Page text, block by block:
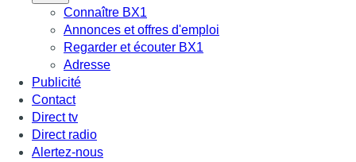
Connaître BX1
Annonces et offres d'emploi
Regarder et écouter BX1
Adresse
Publicité
Contact
Direct tv
Direct radio
Alertez-nous